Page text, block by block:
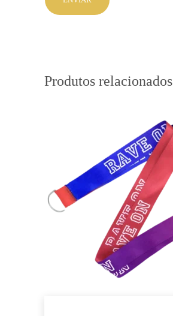
Produtos relacionados